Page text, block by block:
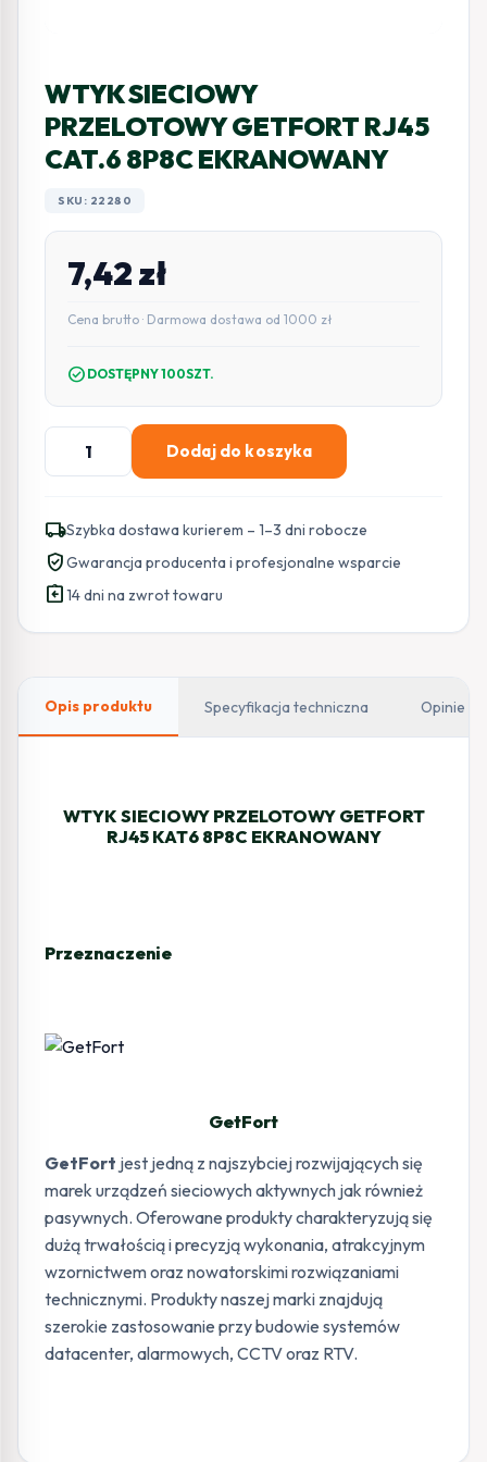
WTYK SIECIOWY
PRZELOTOWY GETFORT RJ45
CAT.6 8P8C EKRANOWANY
SKU: 22280
7,42zł
Cena brutto · Darmowa dostawa od 1000 zł
check_circle DOSTĘPNY 100SZT.
ilość
WTYK
PRZELOTOWY
GETFORT
RJ45
CAT.6
Dodaj do koszyka
local_shippingSzybka dostawa kurierem – 1–3 dni robocze
verified_userGwarancja producenta i profesjonalne wsparcie
assignment_return14 dni na zwrot towaru
Opis produktu Specyfikacja techniczna Opinie
WTYK SIECIOWY PRZELOTOWY GETFORT
RJ45 KAT6 8P8C EKRANOWANY
Przeznaczenie
GetFort
GetFort jest jedną z najszybciej rozwijających się
marek urządzeń sieciowych aktywnych jak również
pasywnych. Oferowane produkty charakteryzują się
dużą trwałością i precyzją wykonania, atrakcyjnym
wzornictwem oraz nowatorskimi rozwiązaniami
technicznymi. Produkty naszej marki znajdują
szerokie zastosowanie przy budowie systemów
datacenter, alarmowych, CCTV oraz RTV.